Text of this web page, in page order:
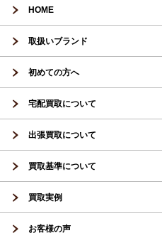
HOME
取扱いブランド
初めての方へ
宅配買取について
出張買取について
買取基準について
買取実例
お客様の声